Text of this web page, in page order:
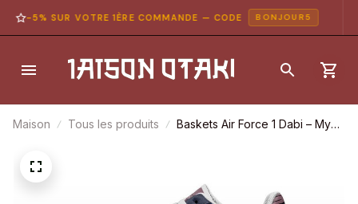
-5% SUR VOTRE 1ÈRE COMMANDE — CODE BONJOUR5
Maison Tous les produits
Baskets Air Force 1 Dabi – My